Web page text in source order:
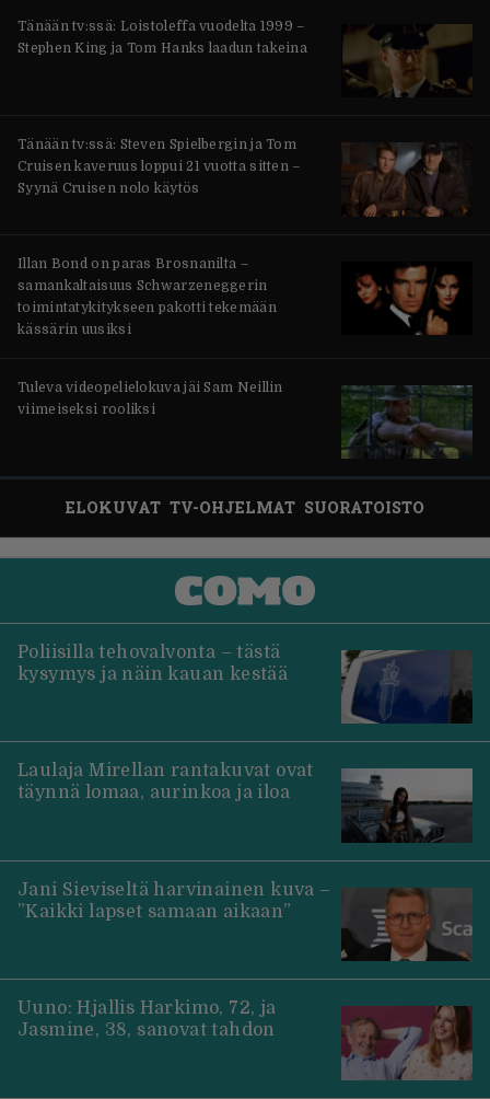
Tänään tv:ssä: Loistoleffa vuodelta 1999 –
Stephen King ja Tom Hanks laadun takeina
Tänään tv:ssä: Steven Spielbergin ja Tom
Cruisen kaveruus loppui 21 vuotta sitten –
Syynä Cruisen nolo käytös
Illan Bond on paras Brosnanilta –
samankaltaisuus Schwarzeneggerin
toimintatykitykseen pakotti tekemään
kässärin uusiksi
Tuleva videopelielokuva jäi Sam Neillin
viimeiseksi rooliksi
ELOKUVAT TV-OHJELMAT SUORATOISTO
Poliisilla tehovalvonta – tästä
kysymys ja näin kauan kestää
Laulaja Mirellan rantakuvat ovat
täynnä lomaa, aurinkoa ja iloa
Jani Sieviseltä harvinainen kuva –
”Kaikki lapset samaan aikaan”
Uuno: Hjallis Harkimo, 72, ja
Jasmine, 38, sanovat tahdon